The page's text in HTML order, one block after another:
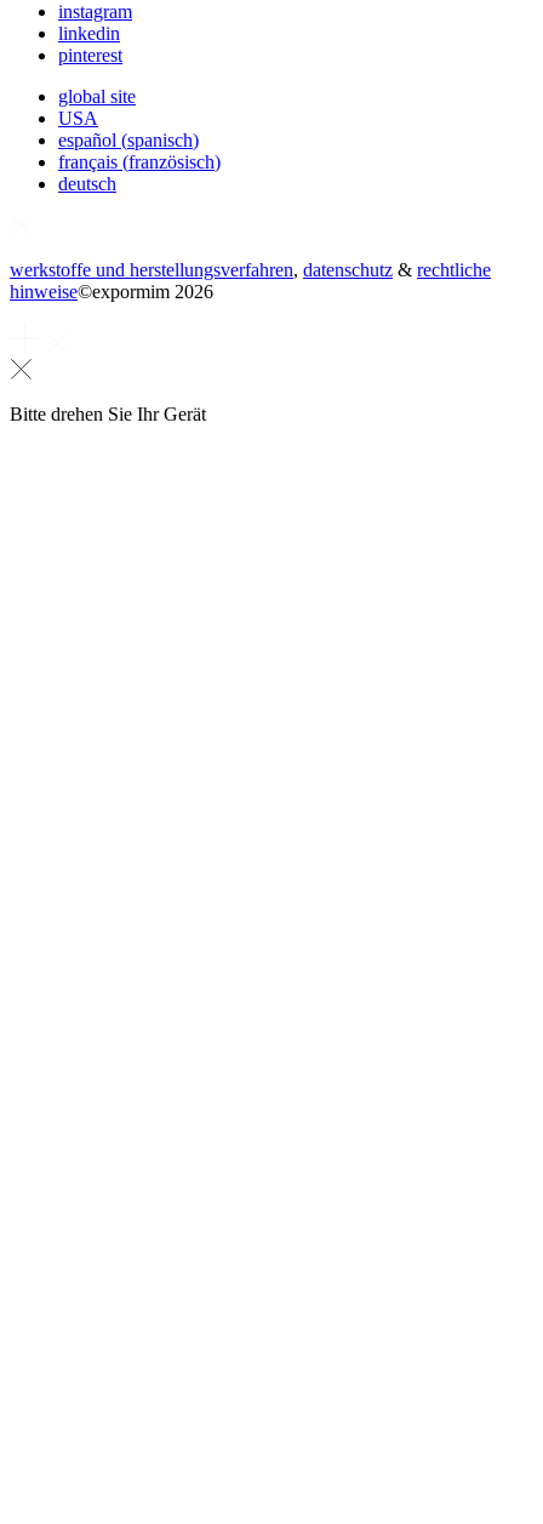
instagram
linkedin
pinterest
global site
USA
español (spanisch)
français (französisch)
deutsch
werkstoffe und herstellungsverfahren, datenschutz & rechtliche
hinweise©expormim 2026
Bitte drehen Sie Ihr Gerät